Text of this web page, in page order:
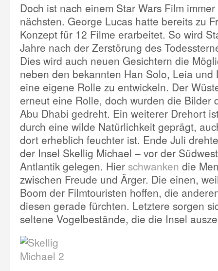
Doch ist nach einem Star Wars Film
nächsten. George Lucas hatte bereits zu
Konzept für 12 Filme erarbeitet. So wird
Jahre nach der Zerstörung des
Dies wird auch neuen Gesichtern die
neben den bekannten Han Solo, Leia und
eine eigene Rolle zu entwickeln. Der
erneut eine Rolle, doch wurden die Bilder
Abu Dhabi gedreht. Ein weiterer Drehort
durch eine wilde Natürlichkeit geprägt,
dort erheblich feuchter ist. Ende Juli
der Insel Skellig Michael – vor der
Antlantik gelegen. Hier schwanken die
zwischen Freude und Ärger. Die einen,
Boom der Filmtouristen hoffen, die
diesen gerade fürchten. Letztere sorgen
seltene Vogelbestände, die die Insel